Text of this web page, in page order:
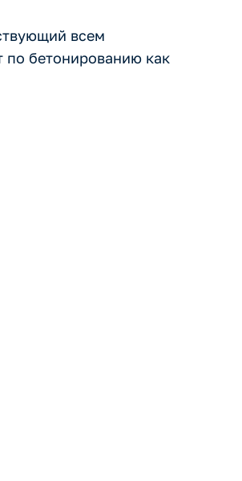
всем
по бетонированию как